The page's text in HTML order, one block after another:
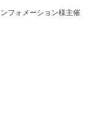
フォメーション様主催